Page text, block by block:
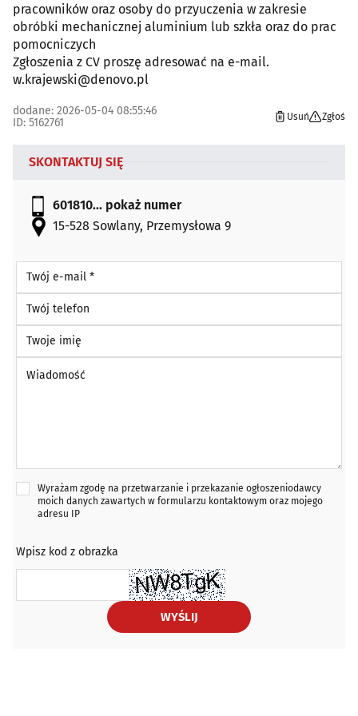
pracowników oraz osoby do przyuczenia w zakresie
obróbki mechanicznej aluminium lub szkła oraz do prac
pomocniczych
Zgłoszenia z CV proszę adresować na e-mail.
w.krajewski@denovo.pl
dodane: 2026-05-04 08:55:46
ID: 5162761
Usuń Zgłoś
SKONTAKTUJ SIĘ
601810... pokaż numer
15-528 Sowlany, Przemysłowa 9
Twój e-mail *
Twój telefon
Twoje imię
Wyrażam zgodę na przetwarzanie i przekazanie ogłoszeniodawcy
moich danych zawartych w formularzu kontaktowym oraz mojego
adresu IP
Wpisz kod z obrazka
WYŚLIJ